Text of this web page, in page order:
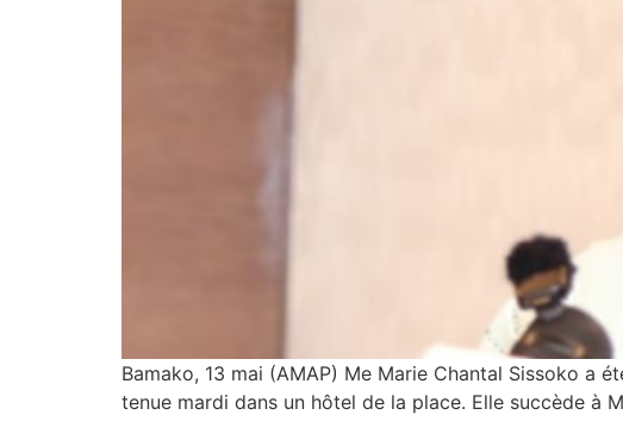
Bamako, 13 mai (AMAP) Me Marie Chantal Sissoko a
tenue mardi dans un hôtel de la place. Elle succède à